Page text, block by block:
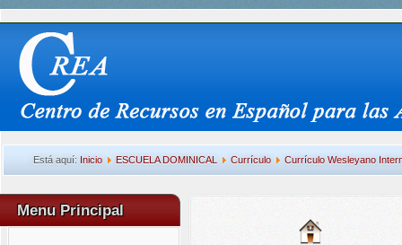
Está aquí: Inicio ESCUELA DOMINICAL Currículo Currículo Wesleyano
Menu Principal